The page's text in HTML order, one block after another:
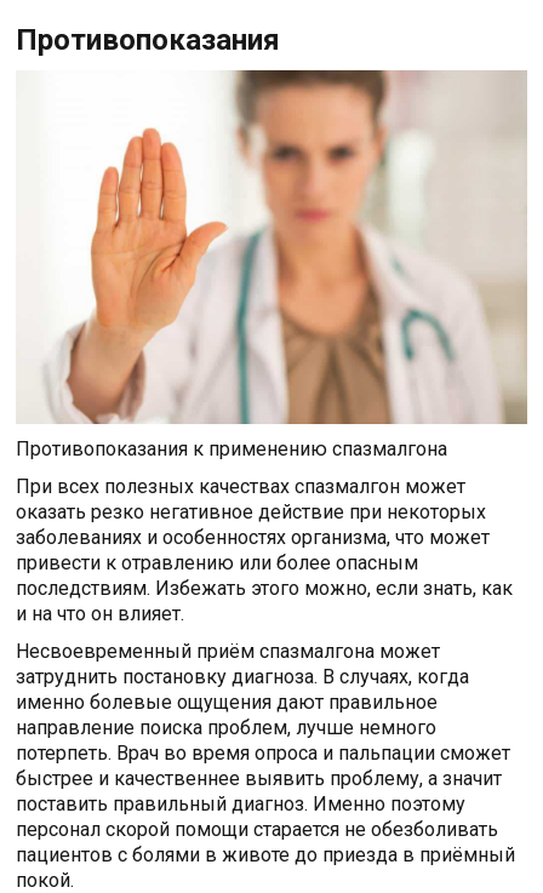
Противопоказания
Противопоказания к применению спазмалгона
При всех полезных качествах спазмалгон может
оказать резко негативное действие при некоторых
заболеваниях и особенностях организма, что может
привести к отравлению или более опасным
последствиям. Избежать этого можно, если знать, как
и на что он влияет.
Несвоевременный приём спазмалгона может
затруднить постановку диагноза. В случаях, когда
именно болевые ощущения дают правильное
направление поиска проблем, лучше немного
потерпеть. Врач во время опроса и пальпации сможет
быстрее и качественнее выявить проблему, а значит
поставить правильный диагноз. Именно поэтому
персонал скорой помощи старается не обезболивать
пациентов с болями в животе до приезда в приёмный
покой.